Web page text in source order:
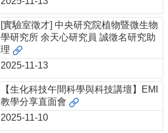
[實驗室徵才] 中央研究院植物暨微生物
學研究所 余天心研究員 誠徵名研究助
理
2025-11-13
【生化科技午間科學與科技講壇】EMI
教學分享直面會
2025-11-10